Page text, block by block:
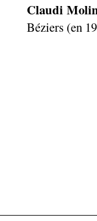
Claudi
Béziers (en